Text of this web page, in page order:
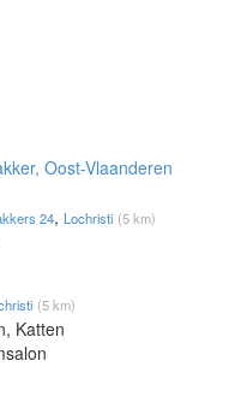
Oost-Vlaanderen
24, Lochristi (5 km)
(5 km)
Katten